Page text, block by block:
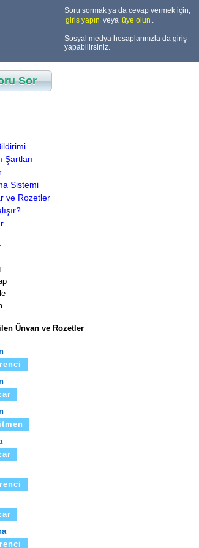
Soru sormak ya da cevap vermek için;
giriş yapın veya üye olun .
Sosyal medya hesaplarınızla da giriş
yapabilirsiniz.
Sor
Şartları
Sistemi
ve Rozetler
Ünvan ve Rozetler